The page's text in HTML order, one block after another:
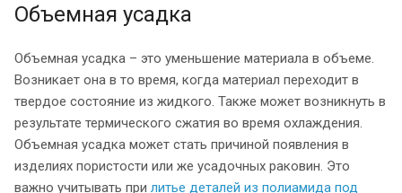
Объемная усадка
Объемная усадка – это уменьшение материала в объеме.
Возникает она в то время, когда материал переходит в
твердое состояние из жидкого. Также может возникнуть в
результате термического сжатия во время охлаждения.
Объемная усадка может стать причиной появления в
изделиях пористости или же усадочных раковин. Это
важно учитывать при литье деталей из полиамида под